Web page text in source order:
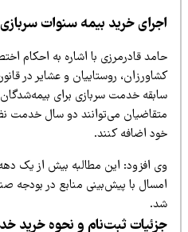
خرید بیمه سنوات سربازی
قادرمرزی با اشاره به احکام
روستاییان و عشایر در قانون
خدمت سربازی برای بیمه‌شدگان
می‌توانند دو سال خدمت نظام
اضافه کنند.
افزود: این مطالبه بیش از یک دهه از
با پیش‌بینی منابع در بودجه
ثبت‌نام و نحوه خرید خدمت